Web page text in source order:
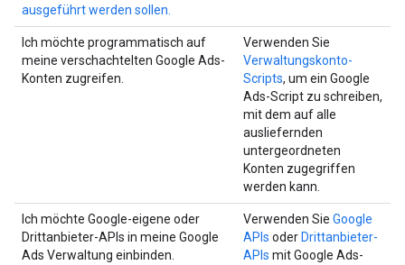
ausgeführt werden sollen.
Ich möchte programmatisch auf
meine verschachtelten Google Ads-
Konten zugreifen.
Verwenden Sie
Verwaltungskonto-
Scripts, um ein Google
Ads-Script zu schreiben,
mit dem auf alle
ausliefernden
untergeordneten
Konten zugegriffen
werden kann.
Ich möchte Google-eigene oder
Drittanbieter-APIs in meine Google
Ads Verwaltung einbinden.
Verwenden Sie Google
APIs oder Drittanbieter-
APIs mit Google Ads-